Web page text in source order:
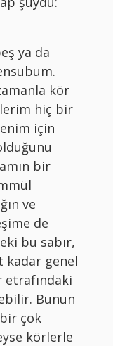
ya da
kör
hiç bir
için
bir
ve
de
bu sabır,
kadar genel
Bunun
çok
körlerle